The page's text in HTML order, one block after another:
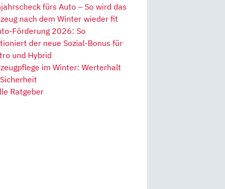
fürs Auto – So wird das
nach dem Winter wieder fit
Förderung 2026: So
der neue Sozial-Bonus für
und Hybrid
im Winter: Werterhalt
Ratgeber